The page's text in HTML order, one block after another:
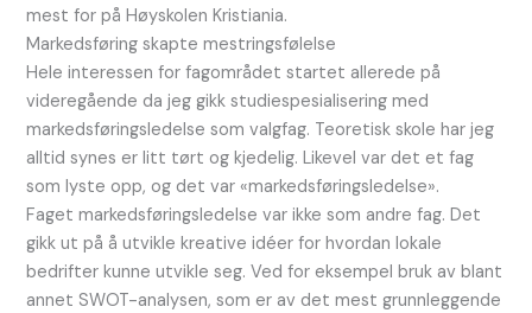
mest for på Høyskolen Kristiania.
Markedsføring skapte mestringsfølelse
Hele interessen for fagområdet startet allerede på
videregående da jeg gikk studiespesialisering med
markedsføringsledelse som valgfag. Teoretisk skole har jeg
alltid synes er litt tørt og kjedelig. Likevel var det et fag
som lyste opp, og det var «markedsføringsledelse».
Faget markedsføringsledelse var ikke som andre fag. Det
gikk ut på å utvikle kreative idéer for hvordan lokale
bedrifter kunne utvikle seg. Ved for eksempel bruk av blant
annet SWOT-analysen, som er av det mest grunnleggende